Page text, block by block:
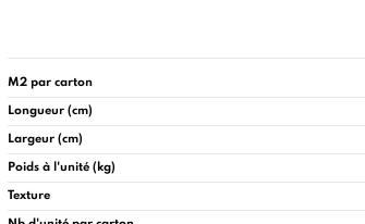
M2 par carton
Longueur (cm)
Largeur (cm)
Poids à l'unité (kg)
Texture